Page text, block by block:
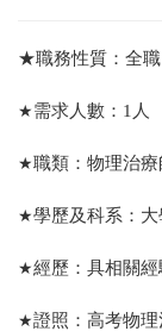
★職務性質：全職
★需求人數：1人
★職類：物理治療
★學歷及科系：大
★經歷：具相關經
★證照：高考物理